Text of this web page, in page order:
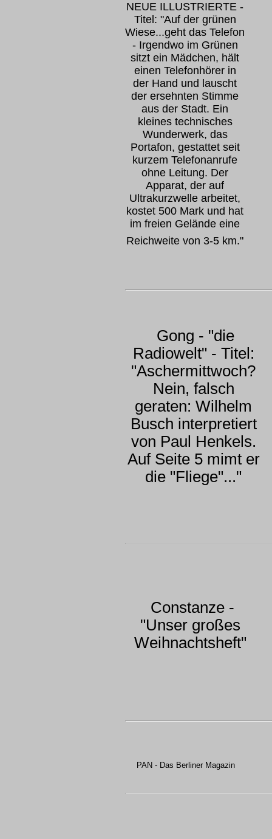
NEUE ILLUSTRIERTE -
Titel: "Auf der grünen
Wiese...geht das Telefon
- Irgendwo im Grünen
sitzt ein Mädchen, hält
einen Telefonhörer in
der Hand und lauscht
der ersehnten Stimme
aus der Stadt. Ein
kleines technisches
Wunderwerk, das
Portafon, gestattet seit
kurzem Telefonanrufe
ohne Leitung. Der
Apparat, der auf
Ultrakurzwelle arbeitet,
kostet 500 Mark und hat
im freien Gelände eine
Reichweite von 3-5 km."
Gong - "die
Radiowelt" - Titel:
"Aschermittwoch?
Nein, falsch
geraten: Wilhelm
Busch interpretiert
von Paul Henkels.
Auf Seite 5 mimt er
die "Fliege"..."
Constanze -
"Unser großes
Weihnachtsheft"
PAN - Das Berliner Magazin